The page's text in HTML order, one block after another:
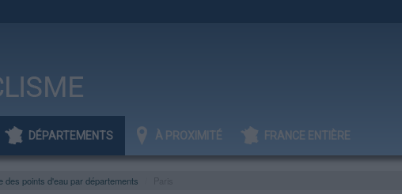
DÉPARTEMENTS À PROXIMITÉ FRANCE ENTIÈRE
des points d'eau par départements